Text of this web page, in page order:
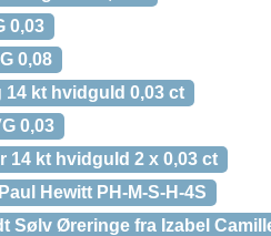
0,03
0,08
kt hvidguld 0,03 ct
0,03
14 kt hvidguld 2 x 0,03 ct
Hewitt PH-M-S-H-4S
Sølv Øreringe fra Izabel